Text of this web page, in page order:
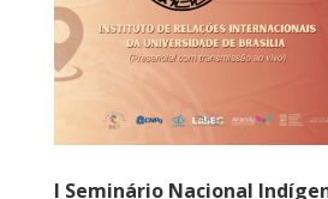
I Seminário Nacional